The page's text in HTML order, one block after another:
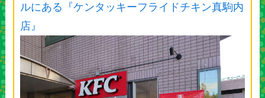
ルにある『ケンタッキーフライドチキン真駒内
店』